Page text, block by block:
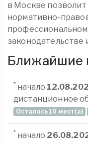
в Москве
нормативно-
законодательстве
Ближайшие
* начало
дистанционное
Осталось 10 мест(а)
* начало